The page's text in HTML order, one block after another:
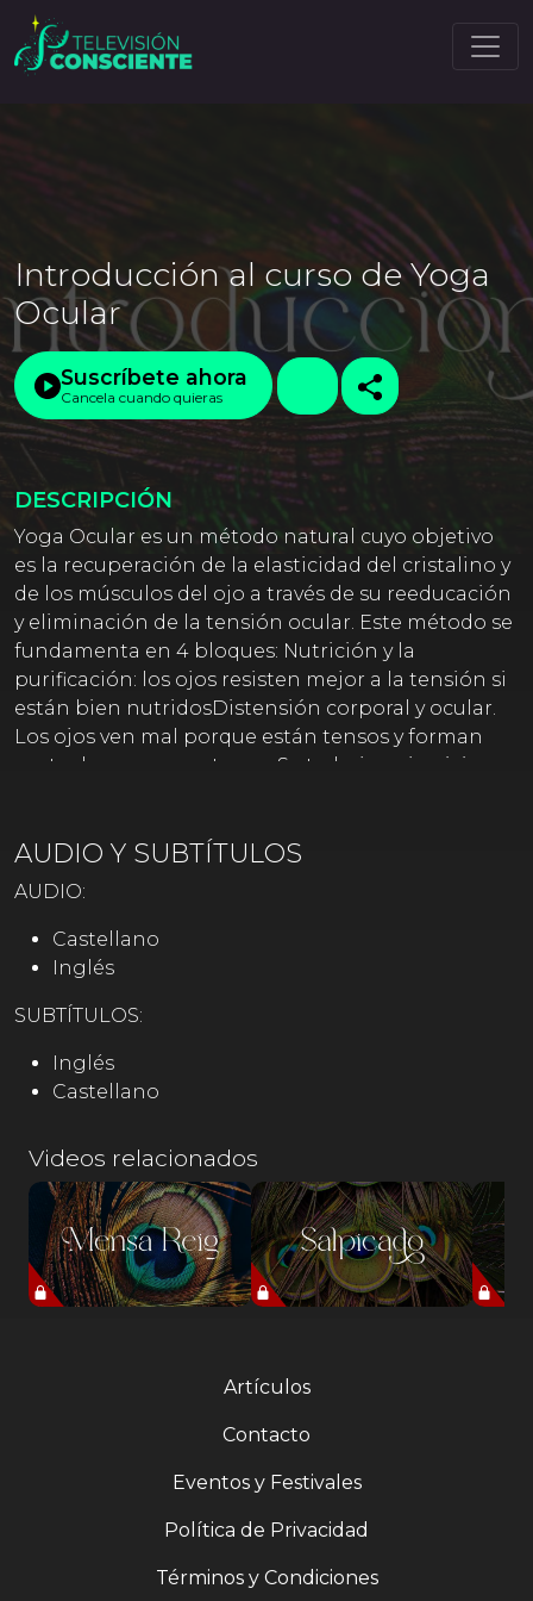
Introducción al curso de Yoga
Ocular
Suscríbete ahora
Cancela cuando quieras
DESCRIPCIÓN
Yoga Ocular es un método natural cuyo objetivo
es la recuperación de la elasticidad del cristalino y
de los músculos del ojo a través de su reeducación
y eliminación de la tensión ocular. Este método se
fundamenta en 4 bloques: Nutrición y la
purificación: los ojos resisten mejor a la tensión si
están bien nutridosDistensión corporal y ocular.
Los ojos ven mal porque están tensos y forman
parte de un cuerpo tenso. Se trabajan ejercicios
elástica Perfecta acomodación. El método aplica
ejercicios que facilitan la respuesta justa de los
discriminativa. La sensibilidad crítica evaluará la
respuesta ocular inmediata en cualquier
propio ojo que a lo que el ojo ve
AUDIO Y SUBTÍTULOS
AUDIO:
Castellano
Inglés
SUBTÍTULOS:
Inglés
Castellano
Videos relacionados
Artículos
Contacto
Eventos y Festivales
Política de Privacidad
Términos y Condiciones